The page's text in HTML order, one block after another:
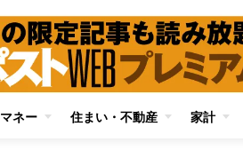
マネー 住まい・不動産 家計